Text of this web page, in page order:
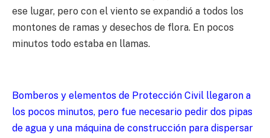
ese lugar, pero con el viento se expandió a todos los
montones de ramas y desechos de flora. En pocos
minutos todo estaba en llamas.
Bomberos y elementos de Protección Civil llegaron a
los pocos minutos, pero fue necesario pedir dos pipas
de agua y una máquina de construcción para dispersar